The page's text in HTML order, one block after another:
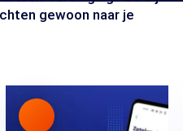
gewoon naar je